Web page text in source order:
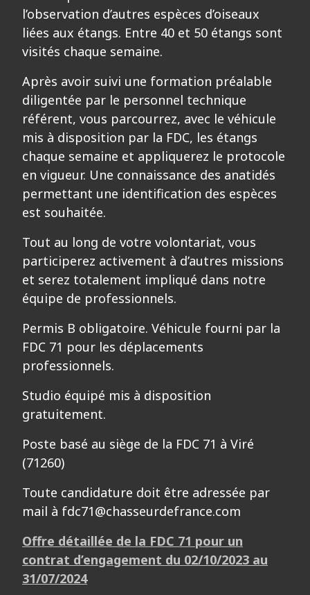
l’observation d’autres espèces d’oiseaux
liées aux étangs. Entre 40 et 50 étangs sont
visités chaque semaine.
Après avoir suivi une formation préalable
diligentée par le personnel technique
référent, vous parcourrez, avec le véhicule
mis à disposition par la FDC, les étangs
chaque semaine et appliquerez le protocole
en vigueur. Une connaissance des anatidés
permettant une identification des espèces
est souhaitée.
Tout au long de votre volontariat, vous
participerez activement à d’autres missions
et serez totalement impliqué dans notre
équipe de professionnels.
Permis B obligatoire. Véhicule fourni par la
FDC 71 pour les déplacements
professionnels.
Studio équipé mis à disposition
gratuitement.
Poste basé au siège de la FDC 71 à Viré
(71260)
Toute candidature doit être adressée par
mail à fdc71@chasseurdefrance.com
Offre détaillée de la FDC 71 pour un
contrat d’engagement du 02/10/2023 au
31/07/2024